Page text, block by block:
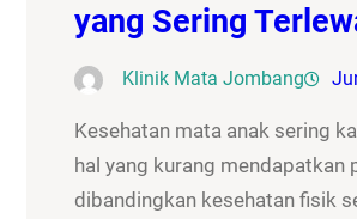
yang Sering
Klinik Mata Jombang
Kesehatan mata anak sering
hal yang kurang mendapatkan
dibandingkan kesehatan fisik